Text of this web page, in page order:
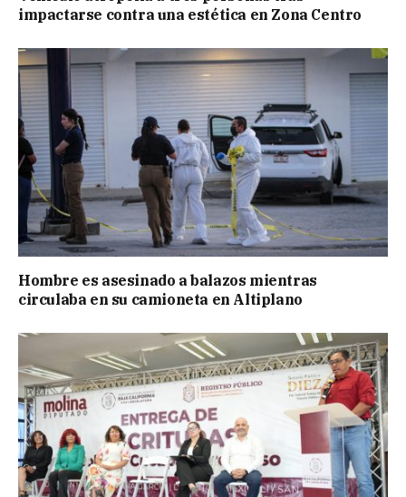
impactarse contra una estética en Zona Centro
Hombre es asesinado a balazos mientras
circulaba en su camioneta en Altiplano